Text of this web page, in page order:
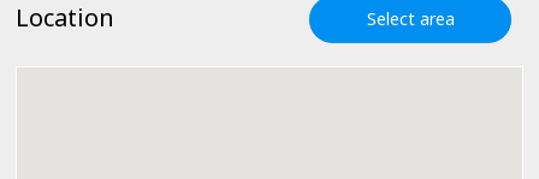
Location Select area